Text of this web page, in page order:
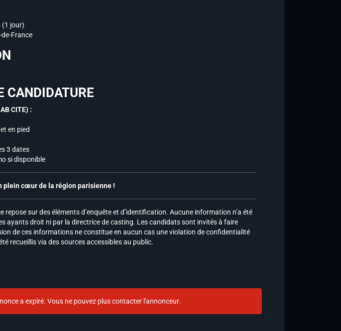
(1 jour)
France
CANDIDATURE
CITE) :
en pied
3 dates
si disponible
plein cœur de la région parisienne !
repose sur des éléments d’enquête et d’identification. Aucune information n’a été
ayants droit ni par la directrice de casting. Les candidats sont invités à faire
de ces informations ne constitue en aucun cas une violation de confidentialité
recueillis via des sources accessibles au public.
a expiré. Vous ne pouvez plus contacter l'annonceur.